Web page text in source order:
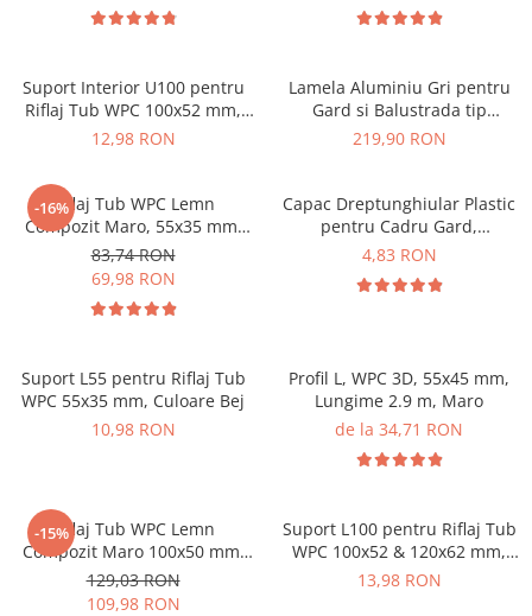
Suport Interior U100 pentru
Riflaj Tub WPC 100x52 mm,
Culoare Gri - VIVODECOR
12,98 RON
Lamela Aluminiu Gri pentru
Gard si Balustrada tip
scandura 140x20.6 mm
219,90 RON
-16%Riflaj Tub WPC Lemn
Compozit Maro, 55x35 mm,
Profil Rectangular Ramforsat,
Lungime 2.9 m
83,74 RON
69,98 RON
Capac Dreptunghiular Plastic
pentru Cadru Gard,
Dimensiune: 30X60 mm
4,83 RON
Suport L55 pentru Riflaj Tub
WPC 55x35 mm, Culoare Bej
10,98 RON
Profil L, WPC 3D, 55x45 mm,
Lungime 2.9 m, Maro
de la 34,71 RON
-15%Riflaj Tub WPC Lemn
Compozit Maro 100x50 mm,
Lungime 2.9 m, Profil
Rectangular Ramforsat
129,03 RON
109,98 RON
Suport L100 pentru Riflaj Tub
WPC 100x52 & 120x62 mm,
Culoare Gri
13,98 RON